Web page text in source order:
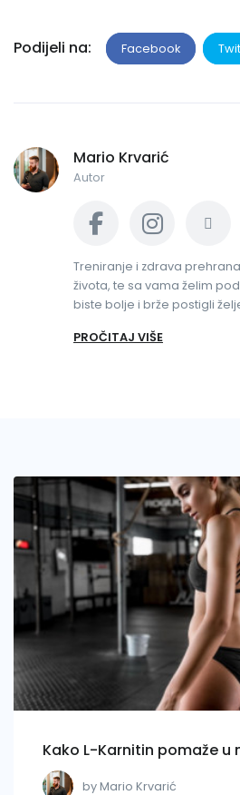
Podijeli na: Facebook
Mario Krvarić
Autor
Treniranje i zdrava
života, te sa vama želim
biste bolje i brže postigli
PROČITAJ VIŠE
Kako L-Karnitin pomaže u
by Mario Krvarić